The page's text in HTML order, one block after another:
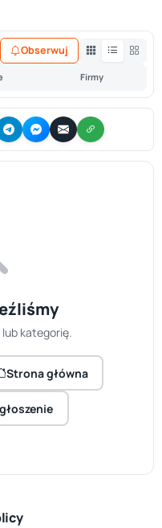
Firmy
Obserwuj
kategorię.
Strona główna